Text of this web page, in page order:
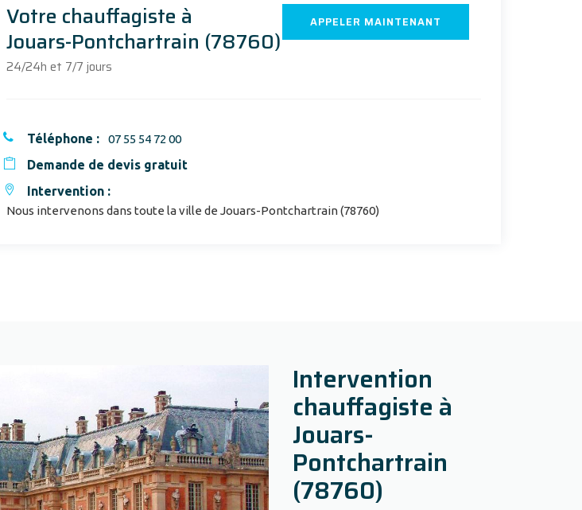
Votre chauffagiste à
Jouars-Pontchartrain (78760)
24/24h et 7/7 jours
APPELER MAINTENANT
Téléphone : 07 55 54 72 00
Demande de devis gratuit
Intervention :
Nous intervenons dans toute la ville de Jouars-Pontchartrain (78760)
Intervention
chauffagiste à
Jouars-
Pontchartrain
(78760)